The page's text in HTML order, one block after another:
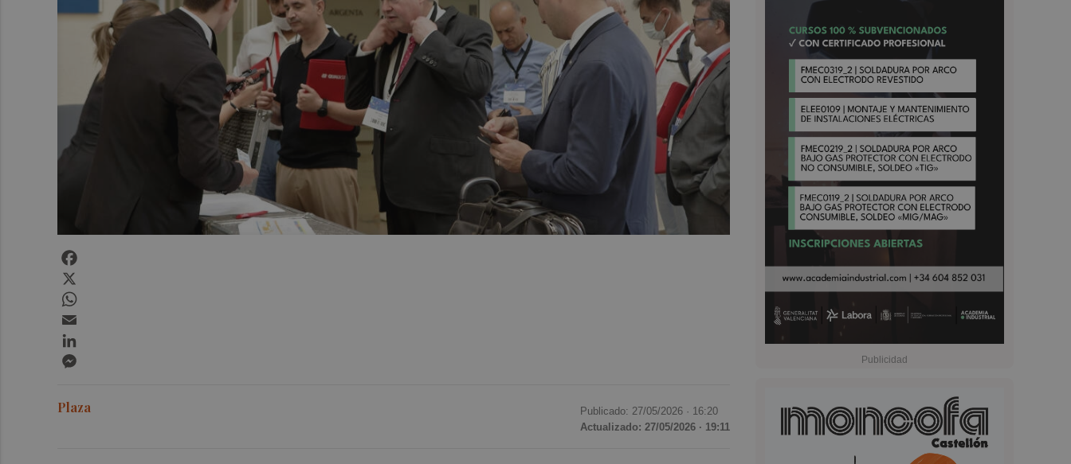
Plaza Publicado: 27/05/2026 · 16:20
Actualizado: 27/05/2026 · 19:11